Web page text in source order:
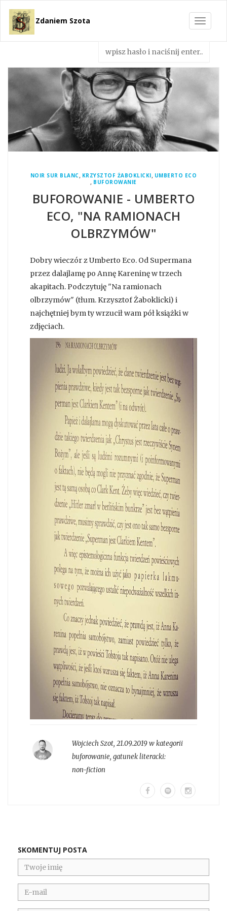
Toggle
Zdaniem Szota
NOIR SUR BLANC, KRZYSZTOF ŻABOKLICKI, UMBERTO ECO
, BUFOROWANIE
BUFOROWANIE - UMBERTO
ECO, "NA RAMIONACH
OLBRZYMÓW"
Dobry wieczór z Umberto Eco. Od Supermana
przez dalajlamę po Annę Kareninę w trzech
akapitach. Podczytuję "Na ramionach
olbrzymów" (tłum. Krzysztof Żaboklicki) i
najchętniej bym ty wrzucił wam pół książki w
zdjęciach.
Wojciech Szot, 21.09.2019 w kategorii
buforowanie, gatunek literacki:
non-fiction
SKOMENTUJ POSTA